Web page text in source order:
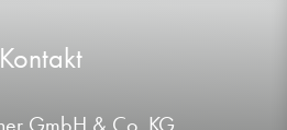
Kontakt
GmbH & Co. KG